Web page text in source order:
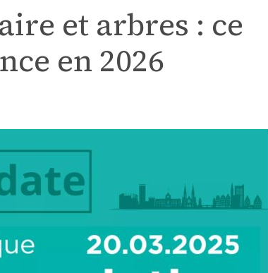
et arbres : ce
en 2026